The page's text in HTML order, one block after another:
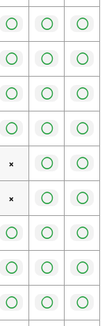
◯ ◯ ◯
◯ ◯ ◯
◯ ◯ ◯
◯ ◯ ◯
× ◯ ◯
× ◯ ◯
◯ ◯ ◯
◯ ◯ ◯
◯ ◯ ◯